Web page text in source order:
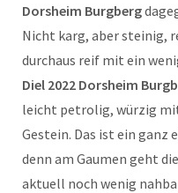
Dorsheim Burgberg
Nicht karg, aber steinig,
durchaus reif mit ein
Diel 2022 Dorsheim
leicht petrolig, würzig
Gestein. Das ist ein ganz
denn am Gaumen geht
aktuell noch wenig